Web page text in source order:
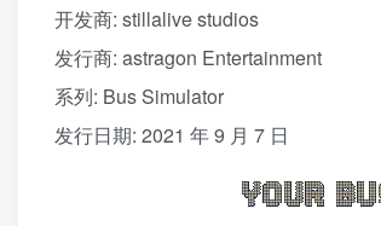
开发商: stillalive studios
发行商: astragon Entertainment
系列: Bus Simulator
发行日期: 2021 年 9 月 7 日